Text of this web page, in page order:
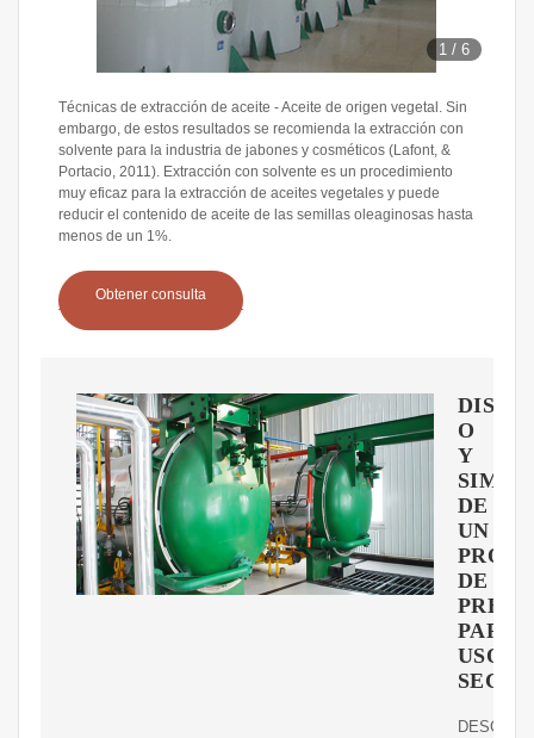
1 /6
Técnicas de extracción de aceite - Aceite de origen vegetal. Sin
embargo, de estos resultados se recomienda la extracción con
solvente para la industria de jabones y cosméticos (Lafont, &
Portacio, 2011). Extracción con solvente es un procedimiento
muy eficaz para la extracción de aceites vegetales y puede
reducir el contenido de aceite de las semillas oleaginosas hasta
menos de un 1%.
Obtener consulta
DISE?
O
Y
DE
UN
DE
PARA
USO
SECOS